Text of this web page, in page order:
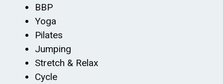
BBP
Yoga
Pilates
Jumping
Stretch & Relax
Cycle